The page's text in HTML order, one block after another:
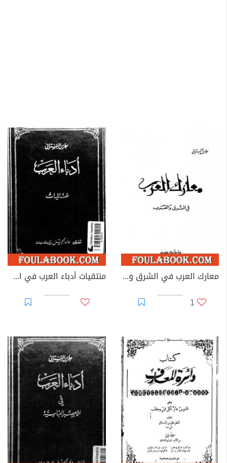
معارك العرب في الشرق والغرب
1
منتقيات أدباء العرب في الأعصر العباسية